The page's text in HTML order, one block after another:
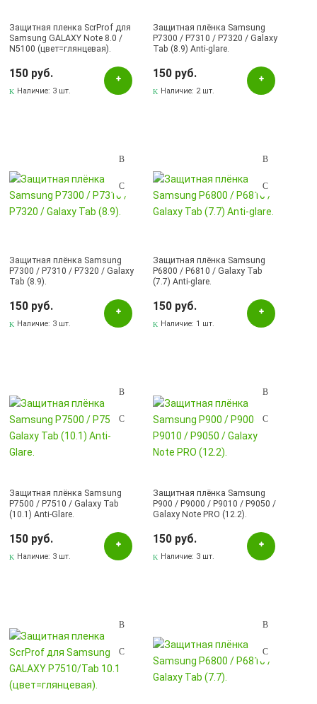
Защитная пленка ScrProf для
Samsung GALAXY Note 8.0 /
N5100 (цвет=глянцевая).
150 руб.
Наличие: 3 шт.
Защитная плёнка Samsung
P7300 / P7310 / P7320 / Galaxy
Tab (8.9) Anti-glare.
150 руб.
Наличие: 2 шт.
Защитная плёнка Samsung
P7300 / P7310 / P7320 / Galaxy
Tab (8.9).
150 руб.
Наличие: 3 шт.
Защитная плёнка Samsung
P6800 / P6810 / Galaxy Tab
(7.7) Anti-glare.
150 руб.
Наличие: 1 шт.
Защитная плёнка Samsung
P7500 / P7510 / Galaxy Tab
(10.1) Anti-Glare.
150 руб.
Наличие: 3 шт.
Защитная плёнка Samsung
P900 / P9000 / P9010 / P9050 /
Galaxy Note PRO (12.2).
150 руб.
Наличие: 3 шт.